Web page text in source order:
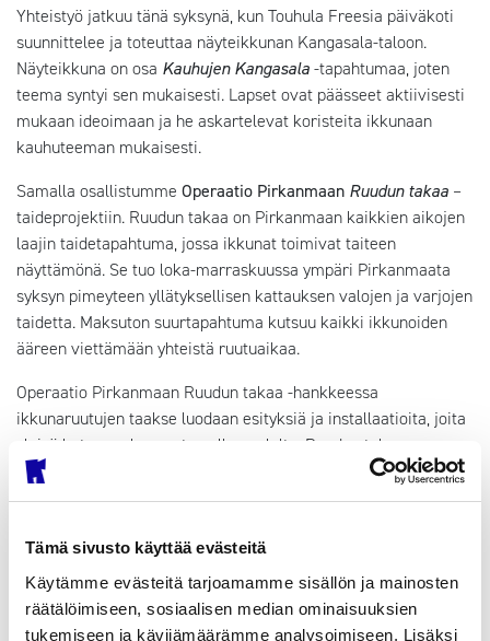
Tämä sivusto käyttää evästeitä
Käytämme evästeitä tarjoamamme sisällön ja mainosten
räätälöimiseen, sosiaalisen median ominaisuuksien
tukemiseen ja kävijämäärämme analysoimiseen. Lisäksi
Yhteistyö jatkuu tänä syksynä, kun Touhula Freesia päiväkoti
suunnittelee ja toteuttaa näyteikkunan Kangasala-taloon.
Näyteikkuna on osa Kauhujen Kangasala-tapahtumaa, joten
teema syntyi sen mukaisesti. Lapset ovat päässeet aktiivisesti
mukaan ideoimaan ja he askartelevat koristeita ikkunaan
kauhuteeman mukaisesti.
Samalla osallistumme Operaatio Pirkanmaan Ruudun takaa –
taideprojektiin. Ruudun takaa on Pirkanmaan kaikkien aikojen
laajin taidetapahtuma, jossa ikkunat toimivat taiteen
näyttämönä. Se tuo loka-marraskuussa ympäri Pirkanmaata
syksyn pimeyteen yllätyksellisen kattauksen valojen ja varjojen
taidetta. Maksuton suurtapahtuma kutsuu kaikki ikkunoiden
ääreen viettämään yhteistä ruutuaikaa.
Operaatio Pirkanmaan Ruudun takaa -hankkeessa
ikkunaruutujen taakse luodaan esityksiä ja installaatioita, joita
yleisö katsoo rakennusten ulkopuolelta. Ruudun takaa -
päätapahtuma on 24.–26. lokakuuta järjestettävä festivaali,
joka käynnistääTampereen Valoviikot. Tarkoitus on innostaa
yhteisöllisillä tempauksilla. Ruudun takaa levittäytyy ympäri
Pirkanmaata: loka-marraskuussa ikkunoissa voi nähdä taidetta
20 kunnassa yli 1000 tekijän voimanponnistuksena.